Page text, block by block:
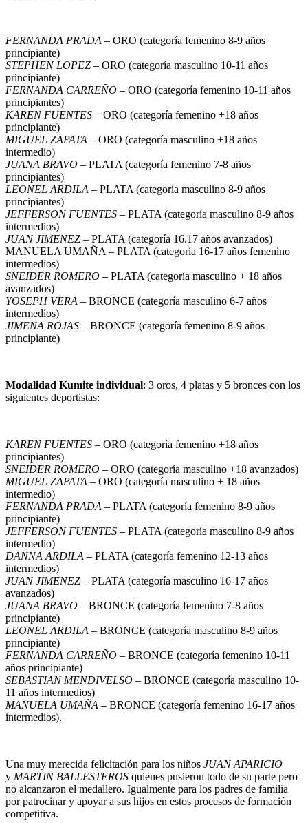
FERNANDA PRADA – ORO (categoría femenino 8-9 años
principiante)
STEPHEN LOPEZ – ORO (categoría masculino 10-11 años
principiante)
FERNANDA CARREÑO – ORO (categoría femenino 10-11 años
principiantes)
KAREN FUENTES – ORO (categoría femenino +18 años
principiante)
MIGUEL ZAPATA – ORO (categoría masculino +18 años
intermedio)
JUANA BRAVO – PLATA (categoría femenino 7-8 años
principiantes)
LEONEL ARDILA – PLATA (categoría masculino 8-9 años
principiantes)
JEFFERSON FUENTES – PLATA (categoría masculino 8-9 años
intermedios)
JUAN JIMENEZ – PLATA (categoría 16.17 años avanzados)
MANUELA UMAÑA – PLATA (categoría 16-17 años femenino
intermedios)
SNEIDER ROMERO – PLATA (categoría masculino + 18 años
avanzados)
YOSEPH VERA – BRONCE (categoría masculino 6-7 años
intermedios)
JIMENA ROJAS – BRONCE (categoría femenino 8-9 años
principiante)
Modalidad Kumite individual: 3 oros, 4 platas y 5 bronces con los
siguientes deportistas:
KAREN FUENTES – ORO (categoría femenino +18 años
principiantes)
SNEIDER ROMERO – ORO (categoría masculino +18 avanzados)
MIGUEL ZAPATA – ORO (categoría masculino + 18 años
intermedio)
FERNANDA PRADA – PLATA (categoría femenino 8-9 años
principiante)
JEFFERSON FUENTES – PLATA (categoría masculino 8-9 años
intermedio)
DANNA ARDILA – PLATA (categoría femenino 12-13 años
intermedios)
JUAN JIMENEZ – PLATA (categoría masculino 16-17 años
avanzados)
JUANA BRAVO – BRONCE (categoría femenino 7-8 años
principiante)
LEONEL ARDILA – BRONCE (categoría masculino 8-9 años
principiante)
FERNANDA CARREÑO – BRONCE (categoría femenino 10-11
años principiante)
SEBASTIAN MENDIVELSO – BRONCE (categoría masculino 10-
11 años intermedios)
MANUELA UMAÑA – BRONCE (categoría femenino 16-17 años
intermedios).
Una muy merecida felicitación para los niños JUAN APARICIO
y MARTIN BALLESTEROS quienes pusieron todo de su parte pero
no alcanzaron el medallero. Igualmente para los padres de familia
por patrocinar y apoyar a sus hijos en estos procesos de formación
competitiva.